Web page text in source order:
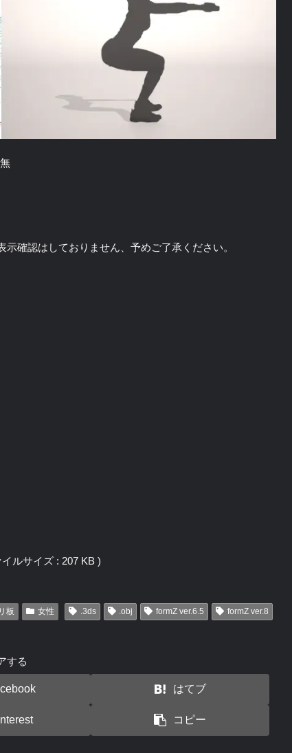
確認はしておりません、予めご了承ください。
ルサイズ : 207 KB )
板 女性 .3ds .obj formZ ver.6.5
formZ ver.8
する
はてブ
コピー